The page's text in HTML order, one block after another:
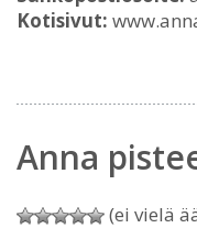
Kotisivut:
Anna
(ei vielä